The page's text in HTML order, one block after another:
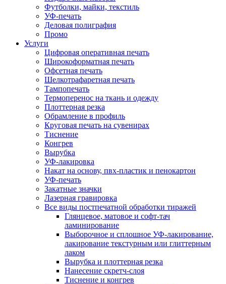
Футболки, майки, текстиль
УФ-печать
Деловая полиграфия
Промо
Услуги
Цифровая оперативная печать
Широкоформатная печать
Офсетная печать
Шелкотрафаретная печать
Тампопечать
Термоперенос на ткань и одежду
Плоттерная резка
Обрамление в профиль
Круговая печать на сувенирах
Тиснение
Конгрев
Вырубка
УФ-лакировка
Накат на основу, пвх-пластик и пенокартон
УФ-печать
Закатные значки
Лазерная гравировка
Все виды постпечатной обработки тиражей
Глянцевое, матовое и софт-тач
ламинирование
Выборочное и сплошное УФ-лакирование,
лакирование текстурным или глиттерным
лаком
Вырубка и плоттерная резка
Нанесение скретч-слоя
Тиснение и конгрев